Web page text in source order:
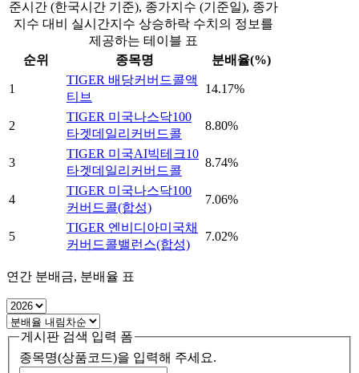
준시간 (한국시간 기준), 종가지수 (기준일), 종가
지수 대비 실시간지수 상승하락 수치의 정보를
제공하는 테이블 표
순위
종목명 분배율(%)
1
TIGER 배당커버드콜액
티브
14.17%
2
TIGER 미국나스닥100
타겟데일리커버드콜
8.80%
3
TIGER 미국AI빅테크10
타겟데일리커버드콜
8.74%
4
TIGER 미국나스닥100
커버드콜(합성)
7.06%
5
TIGER 엔비디아미국채
커버드콜밸런스(합성)
7.02%
연간 분배금, 분배율 표
게시판 검색 입력 폼
종목명(상품코드)을 입력해 주세요.